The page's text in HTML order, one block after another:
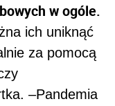
w ogóle.
ich uniknąć
za pomocą
–Pandemia